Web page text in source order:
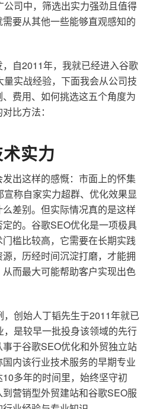
公司中，筛选出实力强劲且值得
要从其他一些能够直观感知的
自2011年，我就已经进入谷歌
实战经验，下面我会从公司技
费用、如何挑选这五个角度为
比方法：
实力
出这样的感慨：市面上的怀集
称自家实力超群、优化效果显
差别。但实际情况真的是这样
的。谷歌SEO优化是一项极具
槛比较高，它需要在长期实践
，历经时间沉淀打磨，才能拥
而最大可能帮助客户实现出色
，创始人丁韬先生于2011年就已
是较早一批投身该领域的先行
于谷歌SEO优化和外贸独立站
内该行业技术服务的早期专业
多年的时间里，始终坚守初
营销型外贸建站和谷歌SEO服